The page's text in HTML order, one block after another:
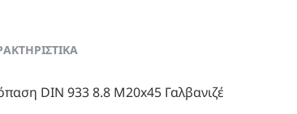
DIN 933 8.8 Μ20x45 Γαλβανιζέ